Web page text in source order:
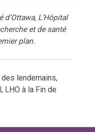
L’Hôpital
et de santé
plan.
des lendemains,
LHO à la Fin de